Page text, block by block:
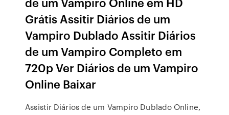
Grátis Assitir Diários de um
Vampiro Dublado Assitir Diários
de um Vampiro Completo em
720p Ver Diários de um Vampiro
Online Baixar
Assistir Diários de um Vampiro Dublado Online,